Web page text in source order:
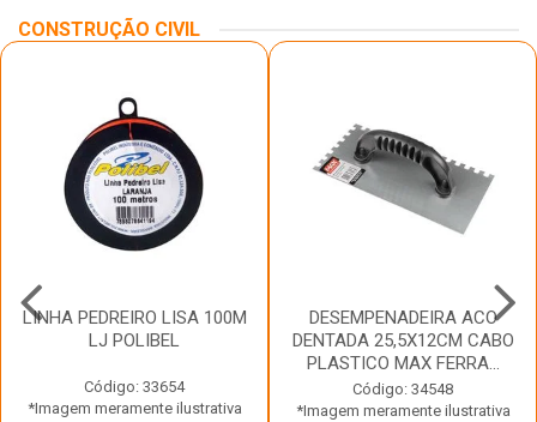
CONSTRUÇÃO CIVIL
LINHA PEDREIRO LISA 100M
LJ POLIBEL
Código: 33654
*Imagem meramente ilustrativa
DESEMPENADEIRA ACO
DENTADA 25,5X12CM CABO
PLASTICO MAX FERRA...
Código: 34548
*Imagem meramente ilustrativa